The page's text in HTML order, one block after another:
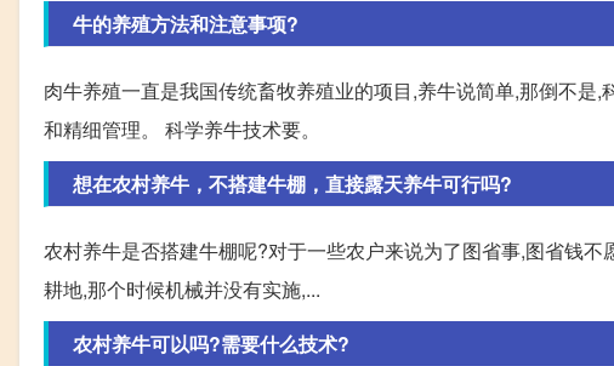
牛的养殖方法和注意事项?
肉牛养殖一直是我国传统畜牧养殖业的项目,养牛说简单,那倒不
和精细管理。 科学养牛技术要。
想在农村养牛，不搭建牛棚，直接露天养牛可行吗?
农村养牛是否搭建牛棚呢?对于一些农户来说为了图省事,图省钱
耕地,那个时候机械并没有实施,...
农村养牛可以吗?需要什么技术?